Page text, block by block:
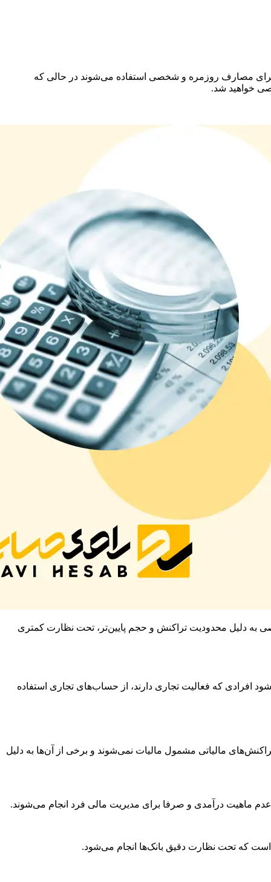
مصارف روزمره و شخصی استفاده می‌شوند در حالی که
خواهید شد.
دلیل محدودیت تراکنش و حجم پایین‌تر، تحت نظارت کمتری
افرادی که فعالیت تجاری دارند، از حساب‌های تجاری استفاده
مالیاتی مشمول مالیات نمی‌شوند و برخی از آن‌ها به دلیل
ماهیت درآمدی و صرفا برای مدیریت مالی فرد انجام می‌شوند.
است که تحت نظارت دقیق بانک‌ها انجام می‌شود.